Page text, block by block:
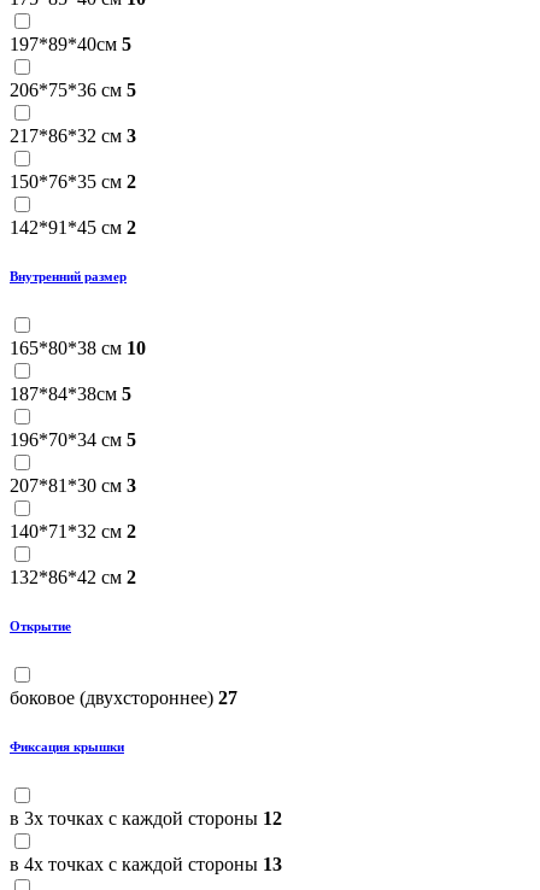
197*89*40см 5
206*75*36 см 5
217*86*32 см 3
150*76*35 см 2
142*91*45 см 2
Внутренний размер
165*80*38 см 10
187*84*38см 5
196*70*34 см 5
207*81*30 см 3
140*71*32 см 2
132*86*42 см 2
Открытие
боковое (двухстороннее) 27
Фиксация крышки
в 3х точках с каждой стороны 12
в 4х точках с каждой стороны 13